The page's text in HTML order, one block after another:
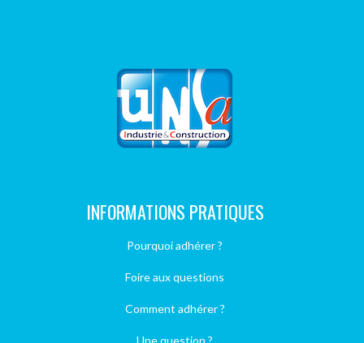
INFORMATIONS PRATIQUES
Pourquoi adhérer ?
Foire aux questions
Comment adhérer ?
Une question ?